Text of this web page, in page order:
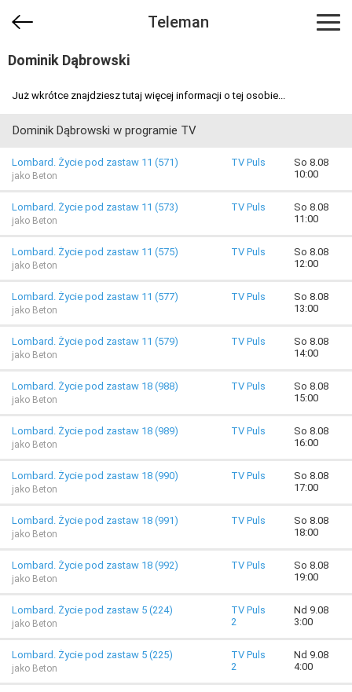
Teleman
Dominik Dąbrowski
Już wkrótce znajdziesz tutaj więcej informacji o tej osobie...
Dominik Dąbrowski w programie TV
Lombard. Życie pod zastaw 11 (571)
jako Beton
TV Puls
So 8.08
10:00
Lombard. Życie pod zastaw 11 (573)
jako Beton
TV Puls
So 8.08
11:00
Lombard. Życie pod zastaw 11 (575)
jako Beton
TV Puls
So 8.08
12:00
Lombard. Życie pod zastaw 11 (577)
jako Beton
TV Puls
So 8.08
13:00
Lombard. Życie pod zastaw 11 (579)
jako Beton
TV Puls
So 8.08
14:00
Lombard. Życie pod zastaw 18 (988)
jako Beton
TV Puls
So 8.08
15:00
Lombard. Życie pod zastaw 18 (989)
jako Beton
TV Puls
So 8.08
16:00
Lombard. Życie pod zastaw 18 (990)
jako Beton
TV Puls
So 8.08
17:00
Lombard. Życie pod zastaw 18 (991)
jako Beton
TV Puls
So 8.08
18:00
Lombard. Życie pod zastaw 18 (992)
jako Beton
TV Puls
So 8.08
19:00
Lombard. Życie pod zastaw 5 (224)
jako Beton
TV Puls
2
Nd 9.08
3:00
Lombard. Życie pod zastaw 5 (225)
jako Beton
TV Puls
2
Nd 9.08
4:00